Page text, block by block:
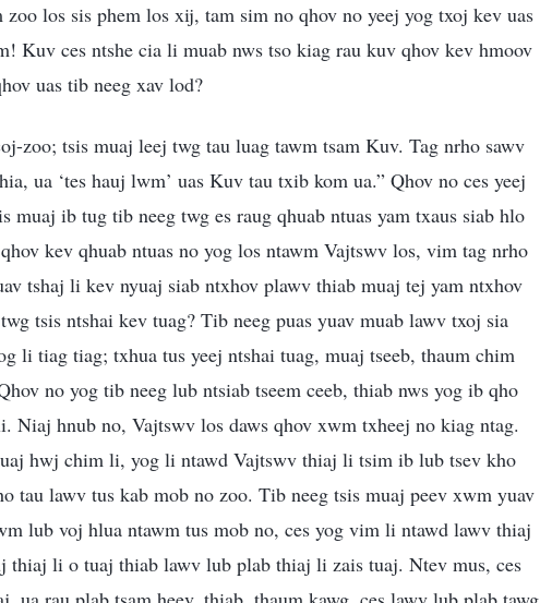
los sis phem los xij, tam sim no qhov no yeej yog txoj kev uas
Kuv ces ntshe cia li muab nws tso kiag rau kuv qhov kev hmoov
uas tib neeg xav lod?
zoo; tsis muaj leej twg tau luag tawm tsam Kuv. Tag nrho sawv
ua ‘tes hauj lwm’ uas Kuv tau txib kom ua.” Qhov no ces yeej
muaj ib tug tib neeg twg es raug qhuab ntuas yam txaus siab hlo
kev qhuab ntuas no yog los ntawm Vajtswv los, vim tag nrho
tshaj li kev nyuaj siab ntxhov plawv thiab muaj tej yam ntxhov
tsis ntshai kev tuag? Tib neeg puas yuav muab lawv txoj sia
li tiag tiag; txhua tus yeej ntshai tuag, muaj tseeb, thaum chim
no yog tib neeg lub ntsiab tseem ceeb, thiab nws yog ib qho
Niaj hnub no, Vajtswv los daws qhov xwm txheej no kiag ntag.
hwj chim li, yog li ntawd Vajtswv thiaj li tsim ib lub tsev kho
tau lawv tus kab mob no zoo. Tib neeg tsis muaj peev xwm yuav
lub voj hlua ntawm tus mob no, ces yog vim li ntawd lawv thiaj
thiaj li o tuaj thiab lawv lub plab thiaj li zais tuaj. Ntev mus, ces